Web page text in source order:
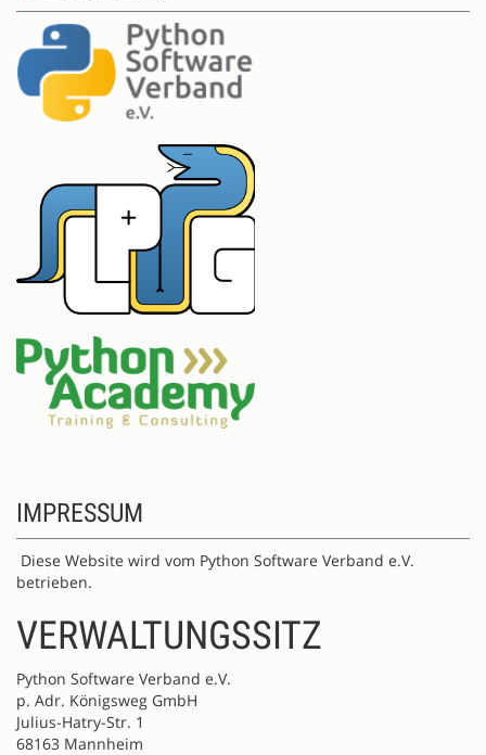
IMPRESSUM
Diese Website wird vom Python Software Verband e.V.
betrieben.
VERWALTUNGSSITZ
Python Software Verband e.V.
p. Adr. Königsweg GmbH
Julius-Hatry-Str. 1
68163 Mannheim